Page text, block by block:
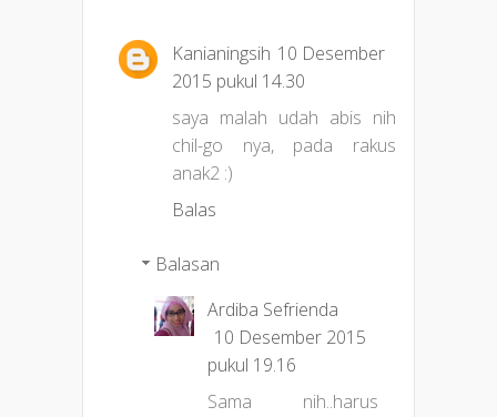
Kanianingsih 10 Desember
2015 pukul 14.30
saya malah udah abis nih
chil-go nya, pada rakus
anak2 :)
Balas
Balasan
Ardiba Sefrienda
10 Desember 2015
pukul 19.16
Sama nih..harus